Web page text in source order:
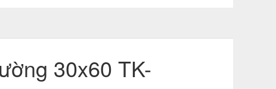
30x60 TK-